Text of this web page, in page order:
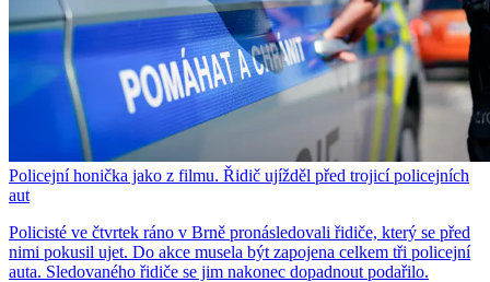
Policejní honička jako z filmu. Řidič ujížděl před trojicí policejních
aut
Policisté ve čtvrtek ráno v Brně pronásledovali řidiče, který se před
nimi pokusil ujet. Do akce musela být zapojena celkem tři policejní
auta. Sledovaného řidiče se jim nakonec dopadnout podařilo.